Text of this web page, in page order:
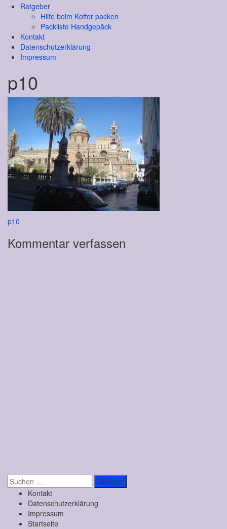
Ratgeber
Hilfe beim Koffer packen
Packliste Handgepäck
Kontakt
Datenschutzerklärung
Impressum
p10
Beitragsnavigation
p10
Kommentar verfassen
Suchen
nach: Kontakt
Datenschutzerklärung
Impressum
Startseite